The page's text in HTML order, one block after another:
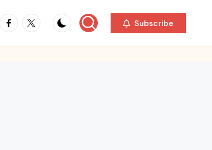
Facebook
Twitter Subscribe